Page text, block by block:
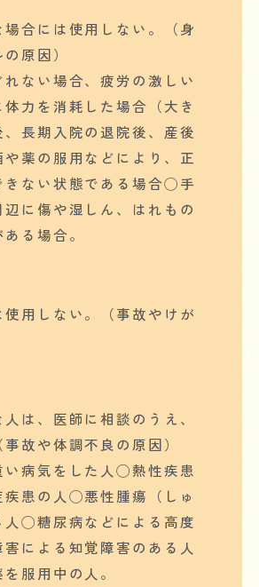
合には使用しない。（身
原因）
ない場合、疲労の激しい
力を消耗した場合（大き
、長期入院の退院後、産後
薬の服用などにより、正
きない状態である場合◯手
に傷や湿しん、はれもの
る場合。
用しない。（事故やけが
は、医師に相談のうえ、
故や体調不良の原因）
病気をした人◯熱性疾患
患の人◯悪性腫瘍（しゅ
人◯糖尿病などによる高度
による知覚障害のある人
服用中の人。